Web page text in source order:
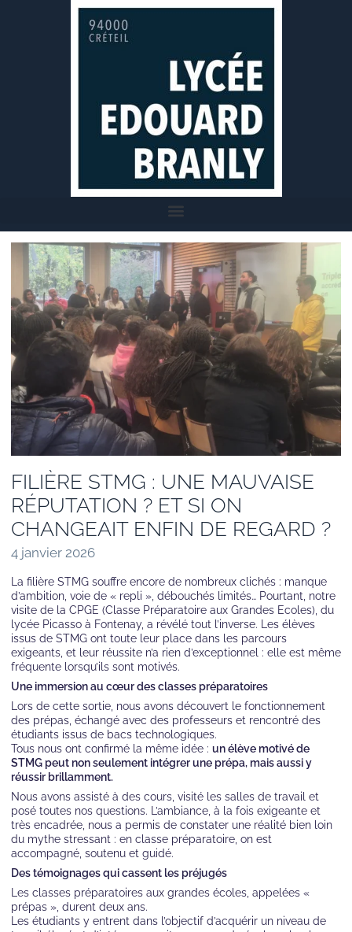
FILIÈRE STMG : UNE MAUVAISE
RÉPUTATION ? ET SI ON
CHANGEAIT ENFIN DE REGARD ?
4 janvier 2026
La filière STMG souffre encore de nombreux clichés : manque
d’ambition, voie de « repli », débouchés limités… Pourtant, notre
visite de la CPGE (Classe Préparatoire aux Grandes Ecoles), du
lycée Picasso à Fontenay, a révélé tout l’inverse. Les élèves
issus de STMG ont toute leur place dans les parcours
exigeants, et leur réussite n’a rien d’exceptionnel : elle est même
fréquente lorsqu’ils sont motivés.
Une immersion au cœur des classes préparatoires
Lors de cette sortie, nous avons découvert le fonctionnement
des prépas, échangé avec des professeurs et rencontré des
étudiants issus de bacs technologiques.
Tous nous ont confirmé la même idée : un élève motivé de
STMG peut non seulement intégrer une prépa, mais aussi y
réussir brillamment.
Nous avons assisté à des cours, visité les salles de travail et
posé toutes nos questions. L’ambiance, à la fois exigeante et
très encadrée, nous a permis de constater une réalité bien loin
du mythe stressant : en classe préparatoire, on est
accompagné, soutenu et guidé.
Des témoignages qui cassent les préjugés
Les classes préparatoires aux grandes écoles, appelées «
prépas », durent deux ans.
Les étudiants y entrent dans l’objectif d’acquérir un niveau de